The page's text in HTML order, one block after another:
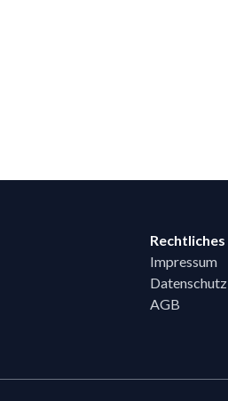
Rechtliches
Impressum
Datenschutz
AGB